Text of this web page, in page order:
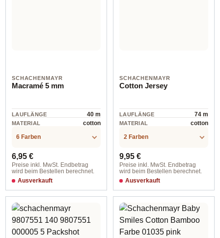
SCHACHENMAYR
Macramé 5 mm
LAUFLÄNGE 40 m
MATERIAL
cotton
6 Farben
Regulärer Preis:
6,95 €
Preise inkl. MwSt. Endbetrag
wird beim Bestellen berechnet.
Ausverkauft
SCHACHENMAYR
Cotton Jersey
LAUFLÄNGE 74 m
MATERIAL
cotton
2 Farben
Regulärer Preis:
9,95 €
Preise inkl. MwSt. Endbetrag
wird beim Bestellen berechnet.
Ausverkauft
00098 graphit